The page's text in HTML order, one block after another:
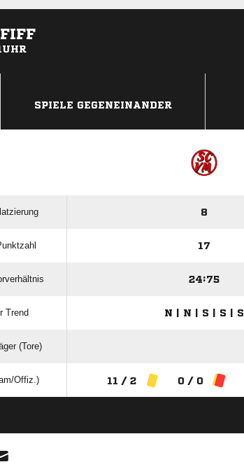
SPIELE GEGENEINANDER
8
17
24:75
Trend N | N | S | S | S
(Tore)
Offiz.) 11 / 2 0 / 0